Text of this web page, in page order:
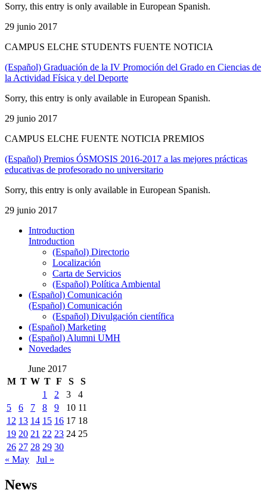
Sorry, this entry is only available in European Spanish.
29 junio 2017
CAMPUS ELCHE STUDENTS FUENTE NOTICIA
(Español) Graduación de la IV Promoción del Grado en Ciencias de
la Actividad Física y del Deporte
Sorry, this entry is only available in European Spanish.
29 junio 2017
CAMPUS ELCHE FUENTE NOTICIA PREMIOS
(Español) Premios ÓSMOSIS 2016-2017 a las mejores prácticas
educativas de profesorado no universitario
Sorry, this entry is only available in European Spanish.
29 junio 2017
Introduction
Introduction
(Español) Directorio
Localización
Carta de Servicios
(Español) Política Ambiental
(Español) Comunicación
(Español) Comunicación
(Español) Divulgación científica
(Español) Marketing
(Español) Alumni UMH
Novedades
June 2017
M T W T F S
S
1
2 3
4
5
6 7 8 9 10 11
12 13 14 15 16 17 18
19 20 21 22 23 24 25
26 27 28 29 30
« May
Jul »
News